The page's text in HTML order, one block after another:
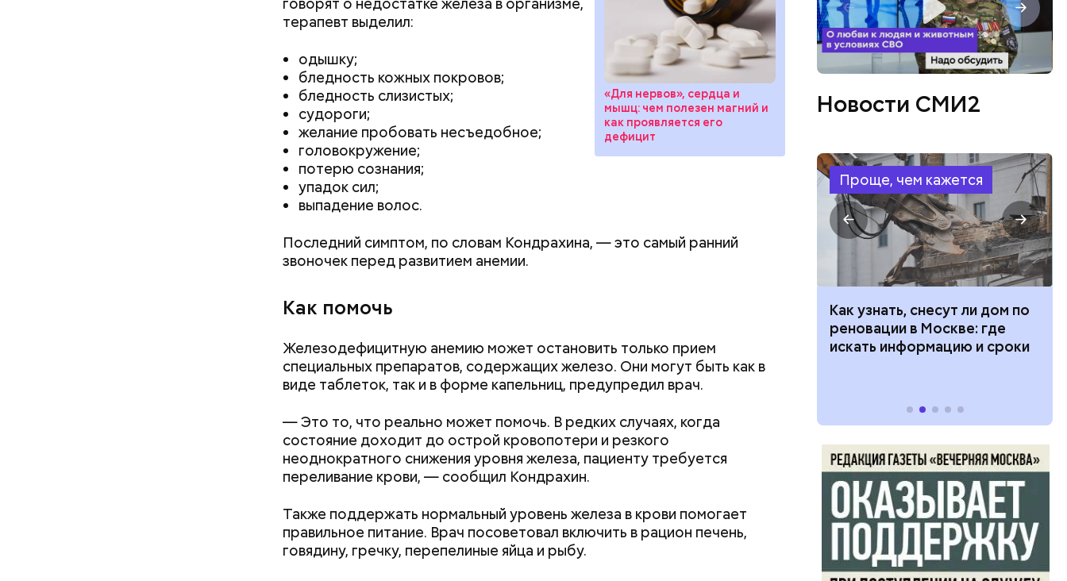
«Для нервов», сердца и
мышц: чем полезен магний и
как проявляется его
дефицит
терапевт выделил:
одышку;
бледность кожных покровов;
бледность слизистых;
судороги;
желание пробовать несъедобное;
головокружение;
потерю сознания;
упадок сил;
выпадение волос.
Последний симптом, по словам Кондрахина, — это самый ранний
звоночек перед развитием анемии.
Как помочь
Железодефицитную анемию может остановить только прием
специальных препаратов, содержащих железо. Они могут быть как в
виде таблеток, так и в форме капельниц, предупредил врач.
— Это то, что реально может помочь. В редких случаях, когда
состояние доходит до острой кровопотери и резкого
неоднократного снижения уровня железа, пациенту требуется
переливание крови, — сообщил Кондрахин.
Также поддержать нормальный уровень железа в крови помогает
правильное питание. Врач посоветовал включить в рацион печень,
говядину, гречку, перепелиные яйца и рыбу.
кремний — укрепляет кости, зубы, волосы и ногти и оказывает
омолаживающее действие;
витамин С — работает как антиоксидант, иммуномодулятор,
помогает выработке соединительной ткани, улучшает тургор
кожи;
клетчатка — достаточно нежная и забирает излишки
холестерина, сахара и соли тяжелых металлов;
фолиевая кислота (в большом количестве) — она необходима
беременным женщинам, чтобы формировалась нервная трубка у
— В момент стресса он держит сосуды под контролем и
контролирует более 300 реакций нашего организма. Также
положительно влияет на нервную систему, успокаивает,
Диетолог Соломатина
рассказала, как выбрать
— В сыром виде не рекомендован, достаточно 50–100 грамм в день, и
то не каждый день. Но отмечу, что при термообработке теряются
некоторые его свойства, — напомнила Писарева.
Новости СМИ2
Проще, чем кажется
Как поменять батареи дома и
трудной ситуации: кто может
претендовать и какие нужны
документы
Как узнать, снесут ли дом по
реновации в Москве: где
искать информацию и сроки